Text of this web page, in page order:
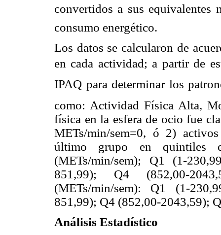
convertidos a sus equivalentes
consumo energético.
Los datos se calcularon de
en cada actividad; a partir de
IPAQ para determinar los
como: Actividad Física Alta,
física en la esfera de ocio fue
METs/min/sem=0, ó 2)
último grupo en quintiles
(METs/min/sem); Q1 (1-
851,99); Q4 (852,00-
(METs/min/sem): Q1 (1-
851,99); Q4 (852,00-2043,59);
Análisis Estadístico